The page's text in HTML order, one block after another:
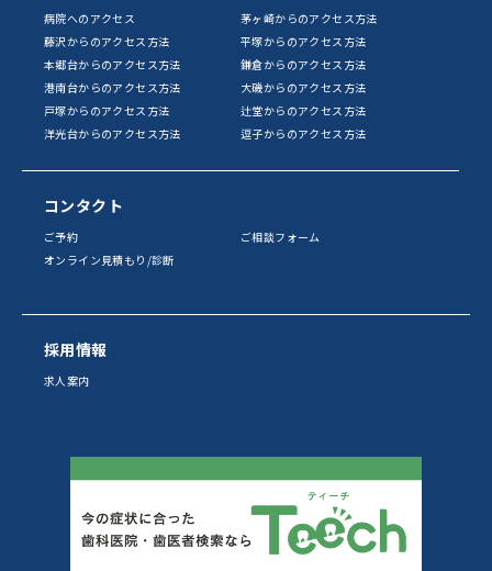
病院へのアクセス
茅ヶ崎からのアクセス方法
藤沢からのアクセス方法
平塚からのアクセス方法
本郷台からのアクセス方法
鎌倉からのアクセス方法
港南台からのアクセス方法
大磯からのアクセス方法
戸塚からのアクセス方法
辻堂からのアクセス方法
洋光台からのアクセス方法
逗子からのアクセス方法
コンタクト
ご予約
ご相談フォーム
オンライン見積もり/診断
採用情報
求人案内